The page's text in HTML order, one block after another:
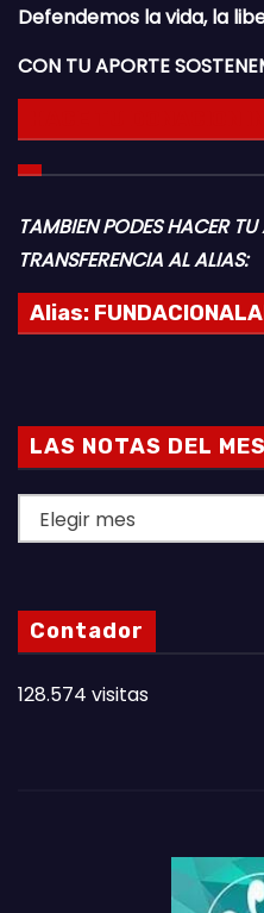
Defendemos la vida, la
CON TU APORTE
TAMBIEN PODES HACER
TRANSFERENCIA AL ALIAS:
Alias:
LAS NOTAS DEL MES
A
N
O
A
Contador
128.574 visitas